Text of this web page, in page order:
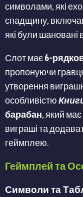
символами, які
спадщину,
які були шановані
Слот має6-
пропонуючи
утворення
особливістю
барабан, який
виграші та
геймплею.
Геймплей та
Символи та